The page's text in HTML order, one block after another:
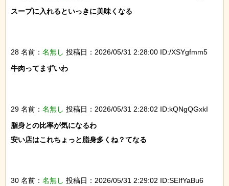
スープに入れるといっきに美味くなる
28 名前： 名無し 投稿日：2026/05/31 2:28:00 ID:/XSYgfmm5
牛肉ってまずいわ
29 名前： 名無し 投稿日：2026/05/31 2:28:02 ID:kQNgQGxkI
脂身との比率が気になるわ
安い店はこれちょっと脂身多くね？てなる
30 名前： 名無し 投稿日：2026/05/31 2:29:02 ID:SEIfYaBu6